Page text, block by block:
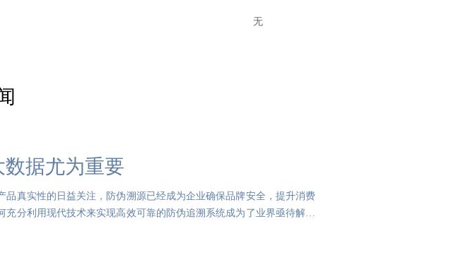
无
据尤为重要
品真实性的日益关注，防伪溯源已经成为企业确保品牌安全，提升消费
充分利用现代技术来实现高效可靠的防伪追溯系统成为了业界亟待解决